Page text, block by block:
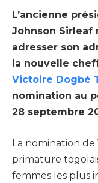
L’ancienne
Johnson Sirleaf
adresser son
la nouvelle
Victoire Dogbé
nomination au
28 septembre
La nomination
primature
femmes les plus